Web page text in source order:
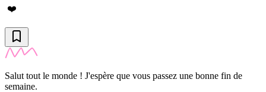
❤️
Salut tout le monde ! J'espère que vous passez une bonne fin de
semaine.